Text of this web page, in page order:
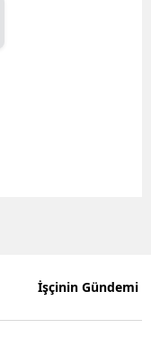
Hatay
Isparta
İşçinin Gündemi